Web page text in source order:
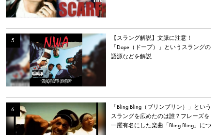
【スラング解説】文脈に注意！
「Dope（ドープ）」というスラングの
語源などを解説
「Bling Bling（ブリンブリン）」という
スラングを広めたのは誰？フレーズを
一躍有名にした楽曲「Bling Bling」につ